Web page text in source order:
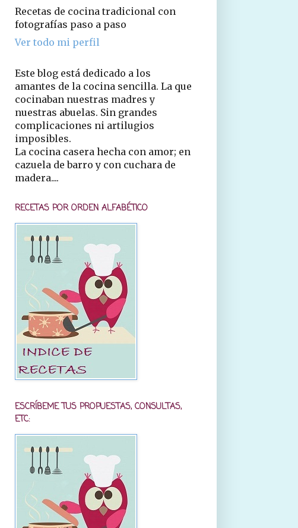
Recetas de cocina tradicional con
fotografías paso a paso
Ver todo mi perfil
Este blog está dedicado a los
amantes de la cocina sencilla. La que
cocinaban nuestras madres y
nuestras abuelas. Sin grandes
complicaciones ni artilugios
imposibles.
La cocina casera hecha con amor; en
cazuela de barro y con cuchara de
madera....
RECETAS POR ORDEN ALFABÉTICO
ESCRÍBEME TUS PROPUESTAS, CONSULTAS,
ETC: